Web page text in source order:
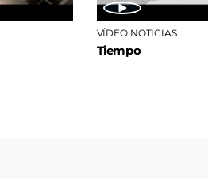
VÍDEO NOTICIAS
Tiempo